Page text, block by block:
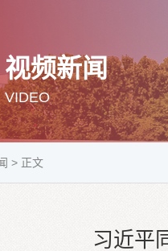
视频新闻
VIDEO
> 正文
习近平